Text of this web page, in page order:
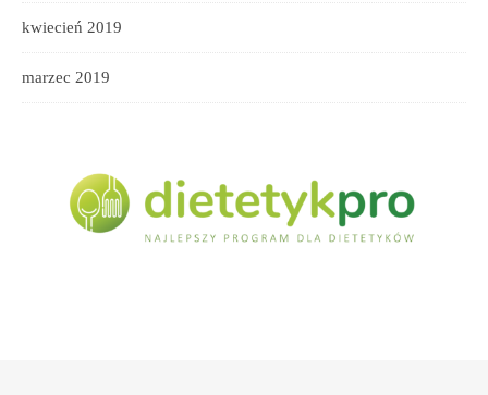
kwiecień 2019
marzec 2019